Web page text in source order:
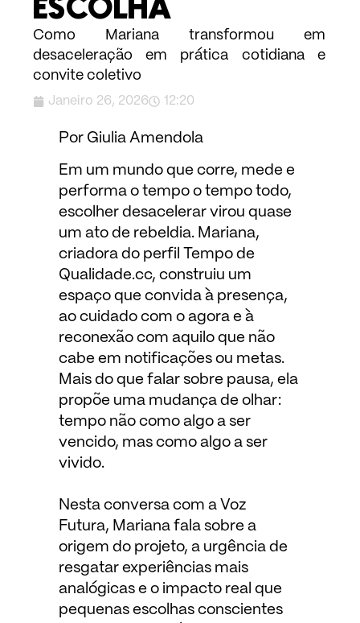
ESCOLHA
Como Mariana transformou em
desaceleração em prática cotidiana e
convite coletivo
Janeiro 26, 2026 12:20
Por Giulia Amendola
Em um mundo que corre, mede e
performa o tempo o tempo todo,
escolher desacelerar virou quase
um ato de rebeldia. Mariana,
criadora do perfil Tempo de
Qualidade.cc, construiu um
espaço que convida à presença,
ao cuidado com o agora e à
reconexão com aquilo que não
cabe em notificações ou metas.
Mais do que falar sobre pausa, ela
propõe uma mudança de olhar:
tempo não como algo a ser
vencido, mas como algo a ser
vivido.
Nesta conversa com a Voz
Futura, Mariana fala sobre a
origem do projeto, a urgência de
resgatar experiências mais
analógicas e o impacto real que
pequenas escolhas conscientes